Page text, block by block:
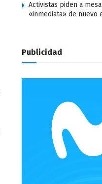
Activistas piden a
«inmediata» de
Publicidad